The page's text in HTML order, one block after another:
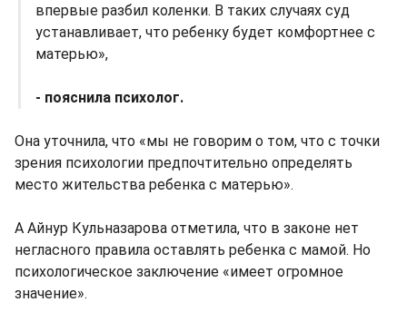
впервые разбил коленки. В таких случаях суд
устанавливает, что ребенку будет комфортнее с
матерью»,
- пояснила психолог.
Она уточнила, что «мы не говорим о том, что с точки
зрения психологии предпочтительно определять
место жительства ребенка с матерью».
А Айнур Кульназарова отметила, что в законе нет
негласного правила оставлять ребенка с мамой. Но
психологическое заключение «имеет огромное
значение».